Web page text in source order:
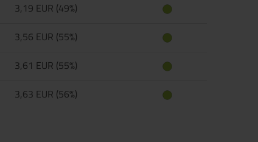
3,19 EUR (49%)
3,56 EUR (55%)
3,61 EUR (55%)
3,63 EUR (56%)